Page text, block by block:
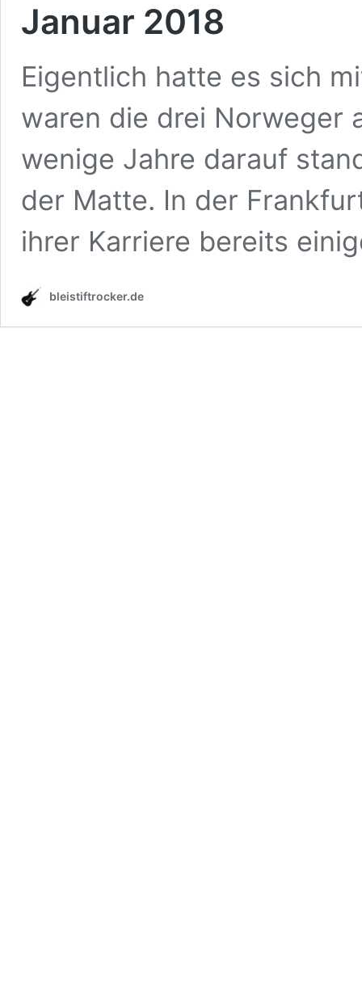
Januar 2018
Eigentlich hatte es sich
waren die drei Norweger
wenige Jahre darauf
der Matte. In der
ihrer Karriere bereits
bleistiftrocker.de